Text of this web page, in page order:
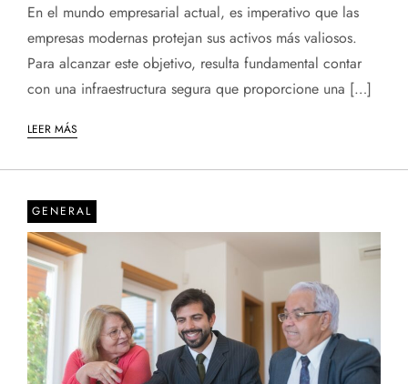
En el mundo empresarial actual, es imperativo que las
empresas modernas protejan sus activos más valiosos.
Para alcanzar este objetivo, resulta fundamental contar
con una infraestructura segura que proporcione una […]
LEER MÁS
GENERAL